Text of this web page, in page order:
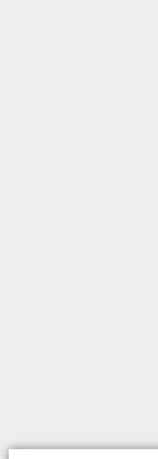
es
verfehlte
der
letztlich